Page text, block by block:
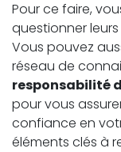
Pour ce faire,
questionner
Vous pouvez
réseau de
responsabilité
pour vous
confiance en
éléments clés à